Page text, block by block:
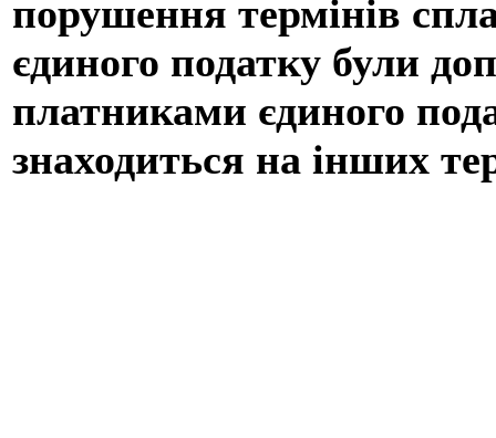
порушення термінів
єдиного податку були
платниками єдиного
знаходиться на інших